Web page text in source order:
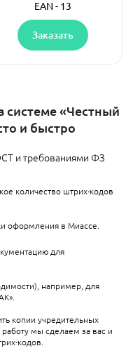
EAN - 13
Заказать
«Честный
и быстро
и требованиями ФЗ
количество штрих-кодов
оформления в Миассе.
для
например, для
копии учредительных
мы сделаем за вас и
кодов.